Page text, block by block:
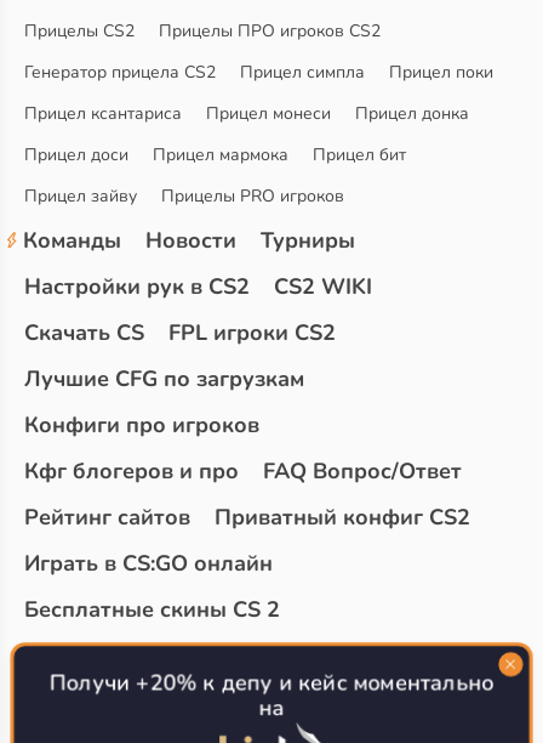
Прицелы CS2
Прицелы ПРО игроков CS2
Генератор прицела CS2
Прицел симпла
Прицел поки
Прицел ксантариса
Прицел монеси
Прицел донка
Прицел доси
Прицел мармока
Прицел бит
Прицел зайву
Прицелы PRO игроков
Команды Новости
Турниры
Настройки рук в CS2
CS2 WIKI
Скачать CS
FPL игроки CS2
Лучшие CFG по загрузкам
Конфиги про игроков
Кфг блогеров и про
FAQ Вопрос/Ответ
Рейтинг сайтов
Приватный конфиг CS2
Играть в CS:GO онлайн
Бесплатные скины CS 2
Топ сайтов с халявой КС 2
О проекте
Получи +20% к депу и кейс моментально
на